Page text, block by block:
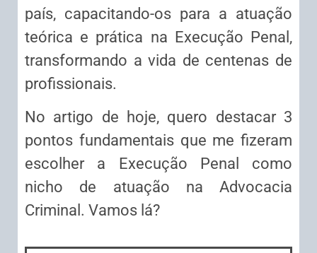
país, capacitando-os para a atuação
teórica e prática na Execução Penal,
transformando a vida de centenas de
profissionais.
No artigo de hoje, quero destacar 3
pontos fundamentais que me fizeram
escolher a Execução Penal como
nicho de atuação na Advocacia
Criminal. Vamos lá?